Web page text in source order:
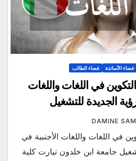
فضاء الأساتذة فضاء الطالب
في اللغات واللغات
الجديدة للتشغيل
DAMINE
في اللغات واللغات الأجنبية في
جامعة ابن خلدون تيارت كلية